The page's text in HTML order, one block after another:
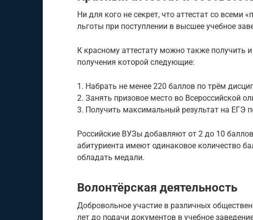
Ни для кого не секрет, что аттестат со всеми
льготы при поступлении в высшее учебное
К красному аттестату можно также получить и
получения которой следующие:
1. Набрать не менее 220 баллов по трём
2. Занять призовое место во Всероссийской
3. Получить максимальный результат на ЕГЭ
Российские ВУЗы добавляют от 2 до 10
абитуриента имеют одинаковое количество
обладать медали.
Волонтёрская деятельность
Добровольное участие в различных
лет до подачи документов в учебное